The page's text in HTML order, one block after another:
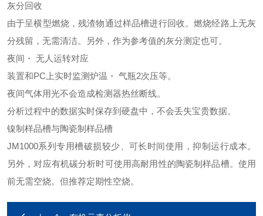
灰分回收
由于呈横型燃烧，残渣物通过样品槽进行回收。燃烧经路上无灰
分残留，无需清洁。另外，作为参考值的灰分测定也可。
夜间・ 无人运转对应
装置和PC上实时监测炉温・ 气瓶2次压等。
夜间气体用光不会造成检测器热丝断线。
分析过程中的数据实时保存到硬盘中，不会丢失宝贵数据。
镍制样品槽与陶瓷制样品槽
JM1000系列专用槽破损较少、可长时间使用，抑制运行成本。
另外，对应有机碳分析时可使用高耐用性的陶瓷制样品槽。使用
前无需空烧。但推荐定期性空烧。